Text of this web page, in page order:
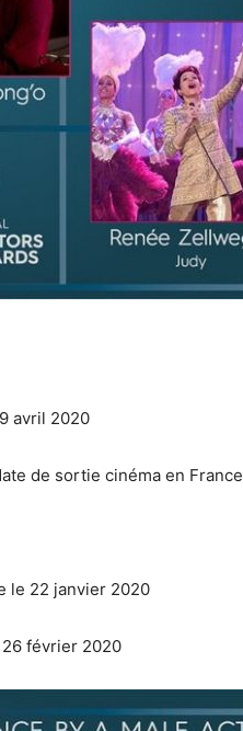
avril 2020
de sortie cinéma en France
le 22 janvier 2020
février 2020